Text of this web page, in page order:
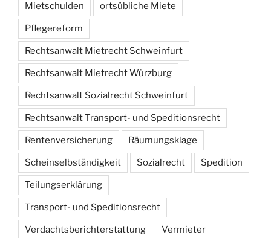
Mietschulden ortsübliche Miete
Pflegereform
Rechtsanwalt Mietrecht Schweinfurt
Rechtsanwalt Mietrecht Würzburg
Rechtsanwalt Sozialrecht Schweinfurt
Rechtsanwalt Transport- und Speditionsrecht
Rentenversicherung Räumungsklage
Scheinselbständigkeit Sozialrecht Spedition
Teilungserklärung
Transport- und Speditionsrecht
Verdachtsberichterstattung Vermieter